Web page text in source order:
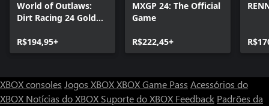
World of Outlaws:
Dirt Racing 24 Gold
R$194,95+
MXGP 24: The Official
Game
R$222,45+
XBOX consoles Jogos XBOXXBOX Game Pass Acessórios do
XBOX Notícias do XBOX Suporte do XBOX Feedback Padrões da